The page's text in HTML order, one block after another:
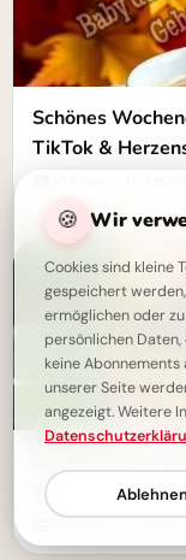
Schönes
TikTok &
Schulstart
10 Bilder ·
🍪 Wir
Cookies sind kleine
gespeichert
ermöglichen oder
persönlichen
keine
unserer Seite
angezeigt. Weitere
Ablehnen